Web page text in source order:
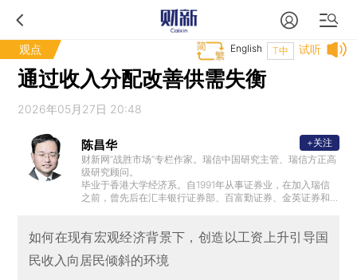
观点 试听
T中
English
通过收入分配改善供需失衡
2026年05月27日 20:48
陈昌华
财新网“战胜市场”专栏作家。瑞信中国研究主管、瑞信方正高
级研究顾问。
毕业于香港大学经济系。自1991年从事证券业，在加入瑞信
之前，曾先后在汇丰银行证券部、百富勤证券、金英证券和
+关注
如何在现有宏观经济背景下，创造以工资上升引导国
民收入向居民倾斜的环境